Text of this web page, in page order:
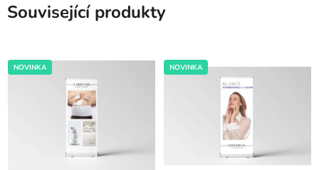
Související produkty
NOVINKA NOVINKA